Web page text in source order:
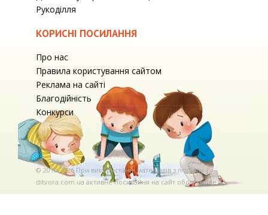
Рукоділля
КОРИСНІ ПОСИЛАННЯ
Про нас
Правила користування сайтом
Реклама на сайті
Благодійність
Конкурси
© 2010-2026 При використаннi матерiалiв з порталу
ditvora.com.ua активне посилання на сайт обов'язкове. .